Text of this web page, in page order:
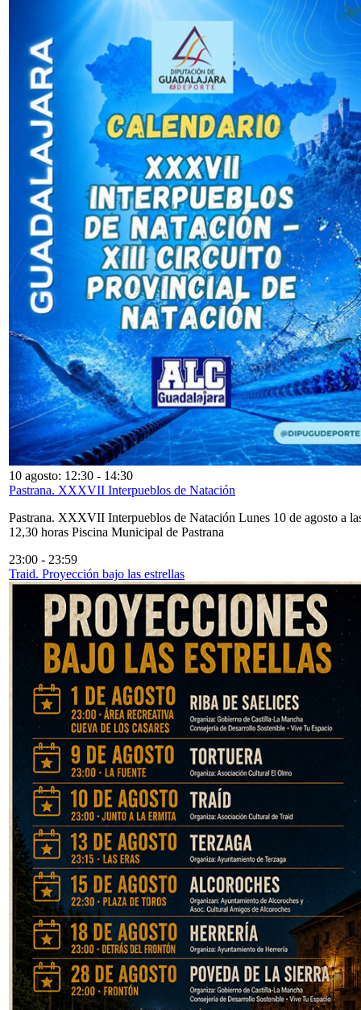
10 agosto: 12:30 - 14:30
Pastrana. XXXVII Interpueblos de Natación
Pastrana. XXXVII Interpueblos de Natación Lunes 10 de agosto a
12,30 horas Piscina Municipal de Pastrana
23:00 - 23:59
Traid. Proyección bajo las estrellas